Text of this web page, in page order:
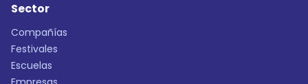
Sector
Compañías
Festivales
Escuelas